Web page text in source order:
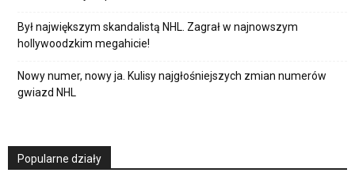
Był największym skandalistą NHL. Zagrał w najnowszym
hollywoodzkim megahicie!
Nowy numer, nowy ja. Kulisy najgłośniejszych zmian numerów
gwiazd NHL
Popularne działy